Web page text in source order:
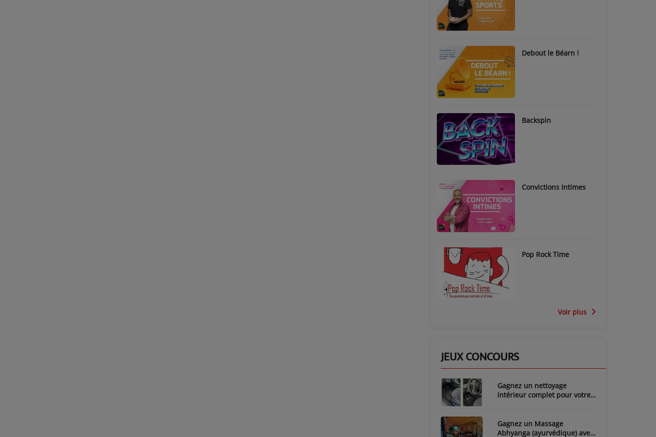
Debout le Béarn !
Backspin
Convictions Intimes
Pop Rock Time
Voir plus
JEUX CONCOURS
Gagnez un nettoyage
intérieur complet pour votre
Gagnez un Massage
Abhyanga (ayurvédique) avec